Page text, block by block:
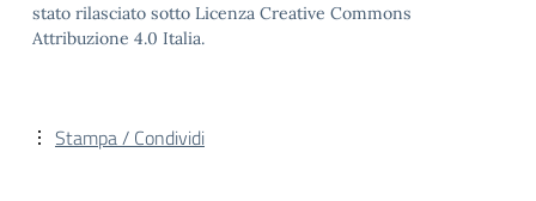
stato rilasciato sotto Licenza Creative Commons
Attribuzione 4.0 Italia.
Stampa / Condividi